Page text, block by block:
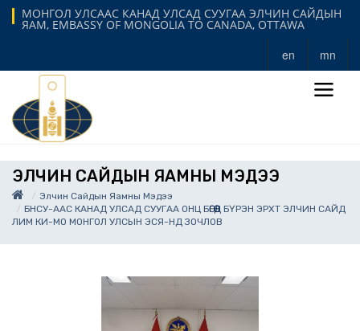
МОНГОЛ УЛСААС КАНАД УЛСАД СУУГАА ЭЛЧИН САЙДЫН
ЯАМ, EMBASSY OF MONGOLIA TO CANADA, OTTAWA
en mn
ЭЛЧИН САЙДЫН ЯАМНЫ МЭДЭЭ
Элчин Сайдын Яамны Мэдээ
БНСУ-ААС КАНАД УЛСАД СУУГАА ОНЦ БӨГӨӨД БҮРЭН ЭРХТ ЭЛЧИН САЙД
ЛИМ КИ-МО МОНГОЛ УЛСЫН ЭСЯ-НД ЗОЧЛОВ